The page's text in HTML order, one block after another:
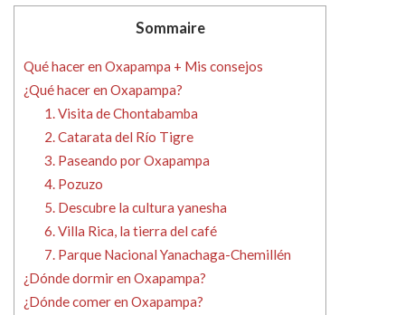
Sommaire
Qué hacer en Oxapampa + Mis consejos
¿Qué hacer en Oxapampa?
1. Visita de Chontabamba
2. Catarata del Río Tigre
3. Paseando por Oxapampa
4. Pozuzo
5. Descubre la cultura yanesha
6. Villa Rica, la tierra del café
7. Parque Nacional Yanachaga-Chemillén
¿Dónde dormir en Oxapampa?
¿Dónde comer en Oxapampa?